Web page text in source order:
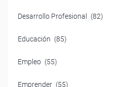
Desarrollo Profesional (82)
Educación (85)
Empleo (55)
Emprender (55)